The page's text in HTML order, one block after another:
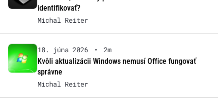
identifikovať?
Michal Reiter
18. júna 2026 •
2m
Kvôli aktualizácii Windows nemusí Office fungovať
správne
Michal Reiter